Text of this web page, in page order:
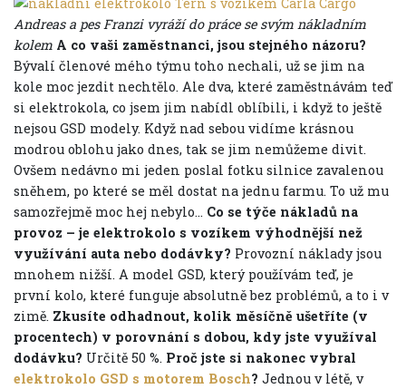
Andreas a pes Franzi vyráží do práce se svým nákladním
kolem A co vaši zaměstnanci, jsou stejného názoru?
Bývalí členové mého týmu toho nechali, už se jim na
kole moc jezdit nechtělo. Ale dva, které zaměstnávám teď
si elektrokola, co jsem jim nabídl oblíbili, i když to ještě
nejsou GSD modely. Když nad sebou vidíme krásnou
modrou oblohu jako dnes, tak se jim nemůžeme divit.
Ovšem nedávno mi jeden poslal fotku silnice zavalenou
sněhem, po které se měl dostat na jednu farmu. To už mu
samozřejmě moc hej nebylo... Co se týče nákladů na
provoz – je elektrokolo s vozíkem výhodnější než
využívání auta nebo dodávky? Provozní náklady jsou
mnohem nižší. A model GSD, který používám teď, je
první kolo, které funguje absolutně bez problémů, a to i v
zimě. Zkusíte odhadnout, kolik měsíčně ušetříte (v
procentech) v porovnání s dobou, kdy jste využíval
dodávku? Určitě 50 %. Proč jste si nakonec vybral
elektrokolo GSD s motorem Bosch? Jednou v létě, v